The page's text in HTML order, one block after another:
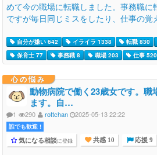
めて今の職場に転職しました。事務職に
ですが毎日同じミスをしたり、仕事の覚
自分が嫌い 642 イライラ 1338 転職 830
保育士 77
事務職 8 職場 203 仕事 520
心の悩み
動物病院で働く23歳女です。職
ます。自…
1 290 rottchan 2025-05-13 22:22
誰でも歓迎 !
気になる相談に登録 共感 10 応援 9